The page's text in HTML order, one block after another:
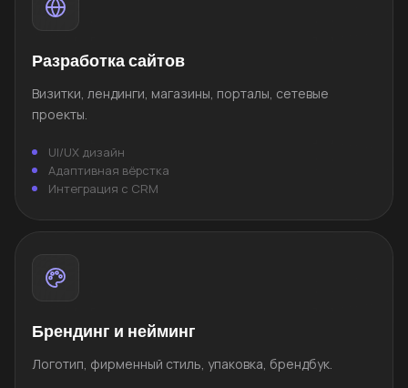
Разработка сайтов
Визитки, лендинги, магазины, порталы, сетевые
проекты.
UI/UX дизайн
Адаптивная вёрстка
Интеграция с CRM
Брендинг и нейминг
Логотип, фирменный стиль, упаковка, брендбук.